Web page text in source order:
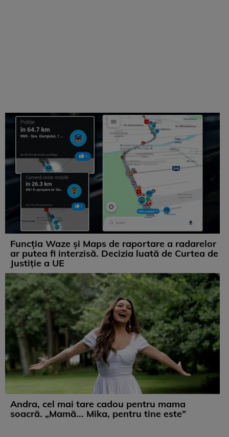
Funcția Waze și Maps de raportare a radarelor
ar putea fi interzisă. Decizia luată de Curtea de
Justiție a UE
Andra, cel mai tare cadou pentru mama
soacră. „Mamă... Mika, pentru tine este”